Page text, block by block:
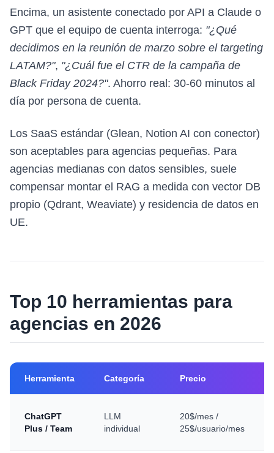
Encima, un asistente conectado por API a Claude o
GPT que el equipo de cuenta interroga: "¿Qué
decidimos en la reunión de marzo sobre el targeting
LATAM?", "¿Cuál fue el CTR de la campaña de
Black Friday 2024?". Ahorro real: 30-60 minutos al
día por persona de cuenta.
Los SaaS estándar (Glean, Notion AI con conector)
son aceptables para agencias pequeñas. Para
agencias medianas con datos sensibles, suele
compensar montar el RAG a medida con vector DB
propio (Qdrant, Weaviate) y residencia de datos en
UE.
Top 10 herramientas para
agencias en 2026
Herramienta Categoría Precio
ChatGPT
Plus / Team
LLM
individual
20$/mes /
25$/usuario/mes